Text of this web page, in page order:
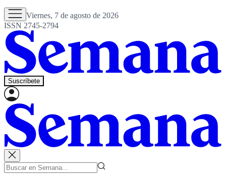
Viernes, 7 de agosto de 2026
ISSN 2745-2794
Suscríbete